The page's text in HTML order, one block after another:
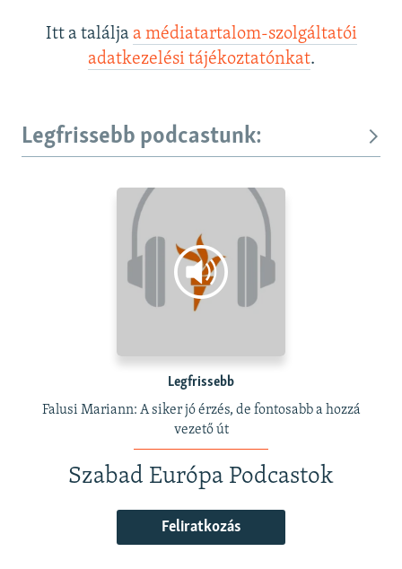
Itt a találja a médiatartalom-szolgáltatói
adatkezelési tájékoztatónkat.
Legfrissebb podcastunk:
Legfrissebb
Falusi Mariann: A siker jó érzés, de fontosabb a hozzá
vezető út
Szabad Európa Podcastok
Feliratkozás